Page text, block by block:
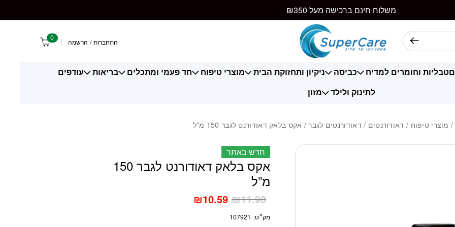
משלוח חינם ברכישה מעל ₪350
התחברות / הרשמה 0
טבליות וחומרים למדיח כביסה ניקיון ותחזוקת הבית מוצרי טיפוח חד פעמי ומתכלים בריאות
עודפים
לתינוק ולילד
מזון
/ מוצרי טיפוח / דאודורנטים /דאודורנטים לגבר/ אקס בלאק דאודורנט לגבר 150 מ”ל
חדש באתר
אקס בלאק דאודורנט לגבר 150
מ”ל
₪11.90
₪10.59
מק״ט: 107921